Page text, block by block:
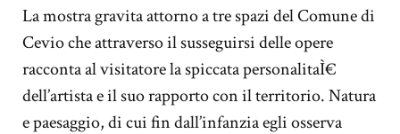
La mostra gravita attorno a tre spazi del Comune di
Cevio che attraverso il susseguirsi delle opere
racconta al visitatore la spiccata personalitaÌ€
dell’artista e il suo rapporto con il territorio. Natura
e paesaggio, di cui fin dall’infanzia egli osserva